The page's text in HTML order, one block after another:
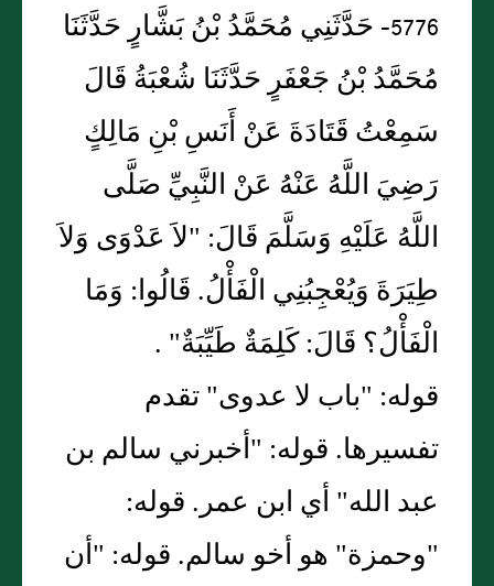
5776- حَدَّثَنِي مُحَمَّدُ بْنُ بَشَّارٍ حَدَّثَنَا
مُحَمَّدُ بْنُ جَعْفَرٍ حَدَّثَنَا شُعْبَةُ قَالَ
سَمِعْتُ قَتَادَةَ عَنْ أَنَسِ بْنِ مَالِكٍ
رَضِيَ اللَّهُ عَنْهُ عَنْ النَّبِيِّ صَلَّى
اللَّهُ عَلَيْهِ وَسَلَّمَ قَالَ: "لاَ عَدْوَى وَلاَ
طِيَرَةَ وَيُعْجِبُنِي الْفَأْلُ. قَالُوا: وَمَا
الْفَأْلُ؟ قَالَ: كَلِمَةٌ طَيِّبَةٌ" .
قوله: "باب لا عدوى" تقدم
تفسيرها. قوله: "أخبرني سالم بن
عبد الله" أي ابن عمر. قوله:
"وحمزة" هو أخو سالم. قوله: "أن